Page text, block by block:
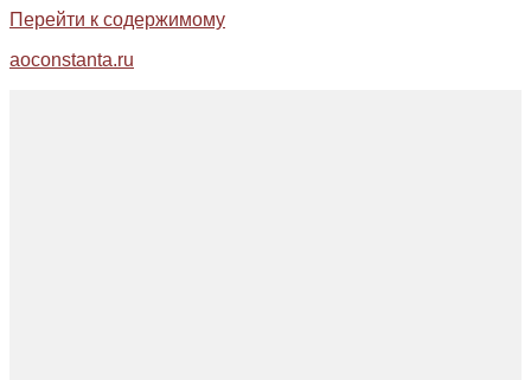
Перейти к содержимому
aoconstanta.ru